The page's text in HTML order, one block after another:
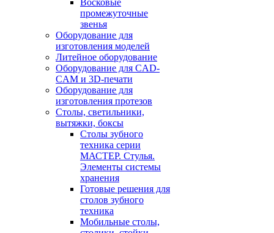
Восковые
промежуточные
звенья
Оборудование для
изготовления моделей
Литейное оборудование
Оборудование для CAD-
CAM и 3D-печати
Оборудование для
изготовления протезов
Cтолы, светильники,
вытяжки, боксы
Столы зубного
техника серии
МАСТЕР. Стулья.
Элементы системы
хранения
Готовые решения для
столов зубного
техника
Мобильные столы,